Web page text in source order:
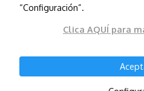
Seguridad Social) se
unos 3.000 pesos
México) se devengan
“Configuración”.
Clica AQUÍ para